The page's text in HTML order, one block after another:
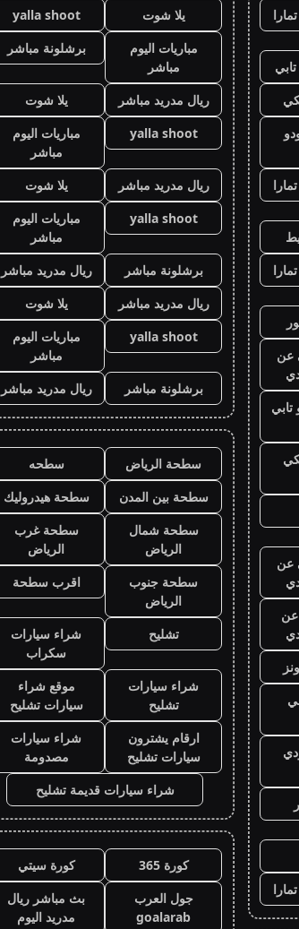
عن
تابي
عن
يلا شوت
yalla shoot
مباريات اليوم
مباشر
برشلونة مباشر
ريال مدريد مباشر
يلا شوت
yalla shoot
مباريات اليوم
مباشر
ريال مدريد مباشر
يلا شوت
yalla shoot
مباريات اليوم
مباشر
برشلونة مباشر
ريال مدريد مباشر
ريال مدريد مباشر
يلا شوت
yalla shoot
مباريات اليوم
مباشر
برشلونة مباشر
ريال مدريد مباشر
سطحة الرياض
سطحه
سطحة بين المدن
سطحة هيدروليك
سطحة شمال
الرياض
سطحة غرب
الرياض
سطحة جنوب
الرياض
اقرب سطحة
تشليح
شراء سيارات
سكراب
شراء سيارات
تشليح
موقع شراء
سيارات تشليح
ارقام يشترون
سيارات تشليح
شراء سيارات
مصدومة
شراء سيارات قديمة تشليح
كورة 365
كورة سيتي
جول العرب
goalarab
بث مباشر ريال
مدريد اليوم